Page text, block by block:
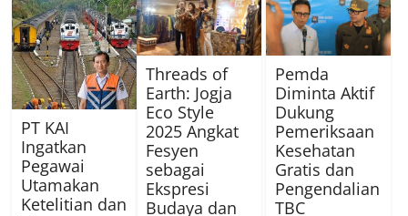
PT KAI
Ingatkan
Pegawai
Utamakan
Ketelitian dan
Threads of
Earth: Jogja
Eco Style
2025 Angkat
Fesyen
sebagai
Ekspresi
Budaya dan
Pemda
Diminta Aktif
Dukung
Pemeriksaan
Kesehatan
Gratis dan
Pengendalian
TBC